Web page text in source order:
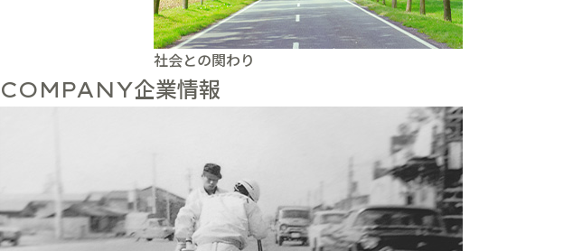
社会との関わり
COMPANY企業情報